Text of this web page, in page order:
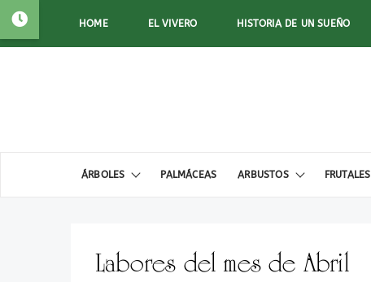
HOME EL VIVERO HISTORIA DE UN SUEÑO
ÁRBOLES PALMÁCEAS ARBUSTOS FRUTALES
Labores del mes de Abril